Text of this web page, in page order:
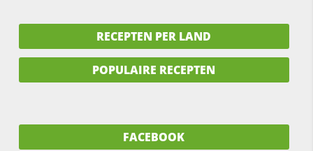
RECEPTEN PER LAND
POPULAIRE RECEPTEN
FACEBOOK